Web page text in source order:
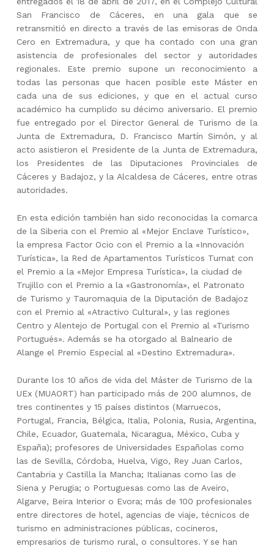
San Francisco de Cáceres, en una gala que se
retransmitió en directo a través de las emisoras de Onda
Cero en Extremadura, y que ha contado con una gran
asistencia de profesionales del sector y autoridades
regionales. Este premio supone un reconocimiento a
todas las personas que hacen posible este Máster en
cada una de sus ediciones, y que en el actual curso
académico ha cumplido su décimo aniversario. El premio
fue entregado por el Director General de Turismo de la
Junta de Extremadura, D. Francisco Martín Simón, y al
acto asistieron el Presidente de la Junta de Extremadura,
los Presidentes de las Diputaciones Provinciales de
Cáceres y Badajoz, y la Alcaldesa de Cáceres, entre otras
autoridades.
En esta edición también han sido reconocidas la comarca
de la Siberia con el Premio al «Mejor Enclave Turístico»,
la empresa Factor Ocio con el Premio a la «Innovación
Turística», la Red de Apartamentos Turísticos Turnat con
el Premio a la «Mejor Empresa Turística», la ciudad de
Trujillo con el Premio a la «Gastronomía», el Patronato
de Turismo y Tauromaquia de la Diputación de Badajoz
con el Premio al «Atractivo Cultural», y las regiones
Centro y Alentejo de Portugal con el Premio al «Turismo
Portugués». Además se ha otorgado al Balneario de
Alange el Premio Especial al «Destino Extremadura».
Durante los 10 años de vida del Máster de Turismo de la
UEx (MUAORT) han participado más de 200 alumnos, de
tres continentes y 15 países distintos (Marruecos,
Portugal, Francia, Bélgica, Italia, Polonia, Rusia, Argentina,
Chile, Ecuador, Guatemala, Nicaragua, México, Cuba y
España); profesores de Universidades Españolas como
las de Sevilla, Córdoba, Huelva, Vigo, Rey Juan Carlos,
Cantabria y Castilla la Mancha; Italianas como las de
Siena y Perugia; o Portuguesas como las de Aveiro,
Algarve, Beira Interior o Evora; más de 100 profesionales
entre directores de hotel, agencias de viaje, técnicos de
turismo en administraciones públicas, cocineros,
empresarios de turismo rural, o consultores. Y se han